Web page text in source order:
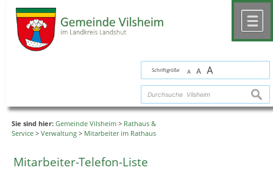
Schriftgröße A A A
Sie sind hier: Gemeinde Vilsheim > Rathaus &
Service > Verwaltung > Mitarbeiter im Rathaus
Mitarbeiter-Telefon-Liste